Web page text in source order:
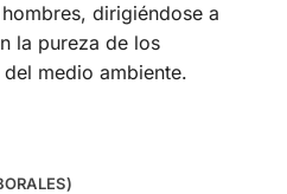
dirigiéndose a
la pureza de los
medio ambiente.